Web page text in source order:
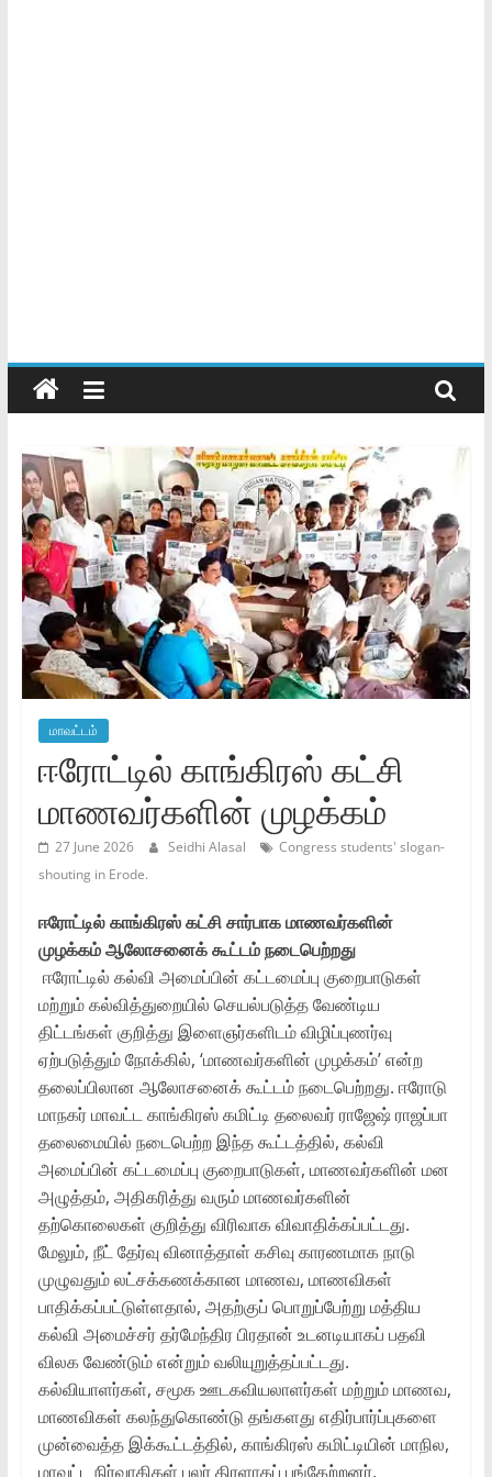
மாவட்டம்
ஈரோட்டில் காங்கிரஸ் கட்சி
மாணவர்களின் முழக்கம்
27 June 2026 Seidhi Alasal
Congress students' slogan-
shouting in Erode.
ஈரோட்டில் காங்கிரஸ் கட்சி சார்பாக மாணவர்களின்
முழக்கம் ஆலோசனைக் கூட்டம் நடைபெற்றது
ஈரோட்டில் கல்வி அமைப்பின் கட்டமைப்பு குறைபாடுகள்
மற்றும் கல்வித்துறையில் செயல்படுத்த வேண்டிய
திட்டங்கள் குறித்து இளைஞர்களிடம் விழிப்புணர்வு
ஏற்படுத்தும் நோக்கில், ‘மாணவர்களின் முழக்கம்’ என்ற
தலைப்பிலான ஆலோசனைக் கூட்டம் நடைபெற்றது. ஈரோடு
மாநகர் மாவட்ட காங்கிரஸ் கமிட்டி தலைவர் ராஜேஷ் ராஜப்பா
தலைமையில் நடைபெற்ற இந்த கூட்டத்தில், கல்வி
அமைப்பின் கட்டமைப்பு குறைபாடுகள், மாணவர்களின் மன
அழுத்தம், அதிகரித்து வரும் மாணவர்களின்
தற்கொலைகள் குறித்து விரிவாக விவாதிக்கப்பட்டது.
மேலும், நீட் தேர்வு வினாத்தாள் கசிவு காரணமாக நாடு
முழுவதும் லட்சக்கணக்கான மாணவ, மாணவிகள்
பாதிக்கப்பட்டுள்ளதால், அதற்குப் பொறுப்பேற்று மத்திய
கல்வி அமைச்சர் தர்மேந்திர பிரதான் உடனடியாகப் பதவி
விலக வேண்டும் என்றும் வலியுறுத்தப்பட்டது.
கல்வியாளர்கள், சமூக ஊடகவியலாளர்கள் மற்றும் மாணவ,
மாணவிகள் கலந்துகொண்டு தங்களது எதிர்பார்ப்புகளை
முன்வைத்த இக்கூட்டத்தில், காங்கிரஸ் கமிட்டியின் மாநில,
மாவட்ட நிர்வாகிகள் பலர் திரளாகப் பங்கேற்றனர்.